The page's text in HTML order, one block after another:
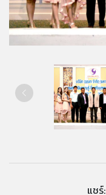
แชร์: